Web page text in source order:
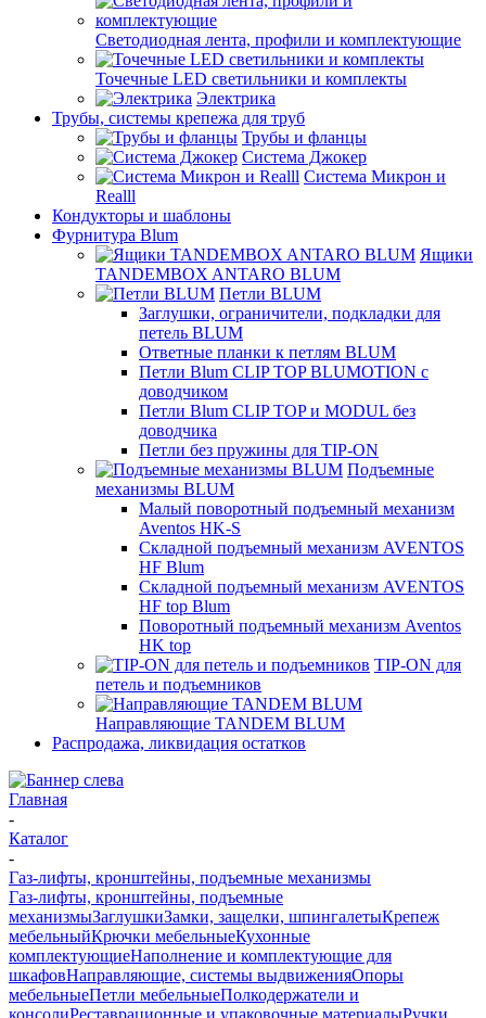
Светодиодная лента, профили и комплектующие
Точечные LED светильники и комплекты
Электрика
Трубы, системы крепежа для труб
Трубы и фланцы
Система Джокер
Система Микрон и
Realll
Кондукторы и шаблоны
Фурнитура Blum
Ящики
TANDEMBOX ANTARO BLUM
Петли BLUM
Заглушки, ограничители, подкладки для
петель BLUM
Ответные планки к петлям BLUM
Петли Blum CLIP TOP BLUMOTION с
доводчиком
Петли Blum CLIP TOP и MODUL без
доводчика
Петли без пружины для TIP-ON
Подъемные
механизмы BLUM
Малый поворотный подъемный механизм
Aventos HK-S
Складной подъемный механизм AVENTOS
HF Blum
Складной подъемный механизм AVENTOS
HF top Blum
Поворотный подъемный механизм Aventos
HK top
TIP-ON для
петель и подъемников
Направляющие TANDEM BLUM
Распродажа, ликвидация остатков
Главная
-
Каталог
-
Газ-лифты, кронштейны, подъемные механизмы
Газ-лифты, кронштейны, подъемные
механизмыЗаглушкиЗамки, защелки, шпингалетыКрепеж
мебельныйКрючки мебельныеКухонные
комплектующиеНаполнение и комплектующие для
шкафовНаправляющие, системы выдвиженияОпоры
мебельныеПетли мебельныеПолкодержатели и
консолиРеставрационные и упаковочные материалыРучки